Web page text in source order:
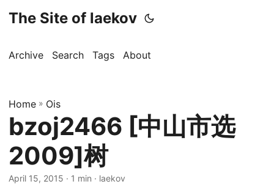
The Site of laekov
Archive Search Tags About
Home » Ois
bzoj2466 [中山市选
2009]树
April 15, 2015 · 1 min · laekov